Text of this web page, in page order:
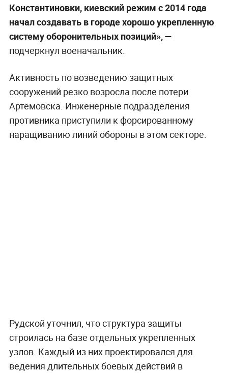
Константиновки, киевский режим с 2014 года
начал создавать в городе хорошо укрепленную
систему оборонительных позиций», —
подчеркнул военачальник.
Активность по возведению защитных
сооружений резко возросла после потери
Артёмовска. Инженерные подразделения
противника приступили к форсированному
наращиванию линий обороны в этом секторе.
Рудской уточнил, что структура защиты
строилась на базе отдельных укрепленных
узлов. Каждый из них проектировался для
ведения длительных боевых действий в